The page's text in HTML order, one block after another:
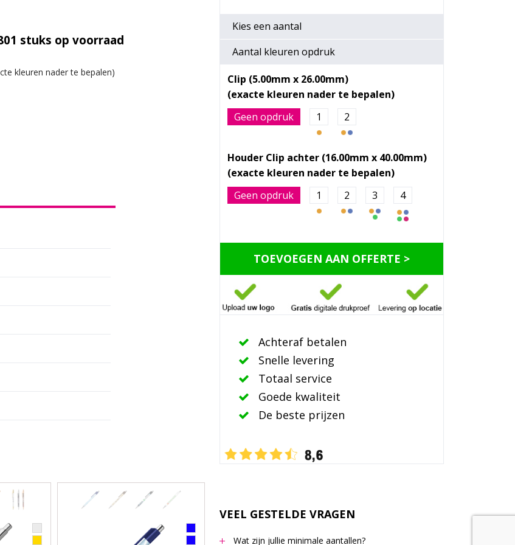
stuks op voorraad
Kies een aantal
Aantal kleuren opdruk
Clip (5.00mm x 26.00mm)
Geen opdruk 1 2
Houder Clip achter (16.00mm x 40.00mm)
Geen opdruk 1 2 3 4
TOEVOEGEN AAN OFFERTE >
Achteraf betalen
Snelle levering
Totaal service
Goede kwaliteit
De beste prijzen
VEEL GESTELDE VRAGEN
Wat zijn jullie minimale aantallen?